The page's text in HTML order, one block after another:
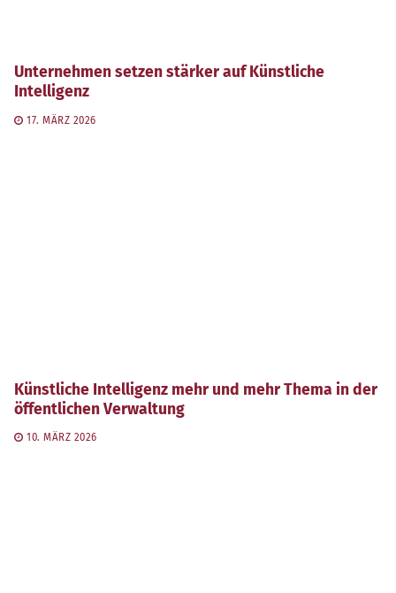
Unternehmen setzen stärker auf Künstliche
Intelligenz
17. MÄRZ 2026
Künstliche Intelligenz mehr und mehr Thema in der
öffentlichen Verwaltung
10. MÄRZ 2026